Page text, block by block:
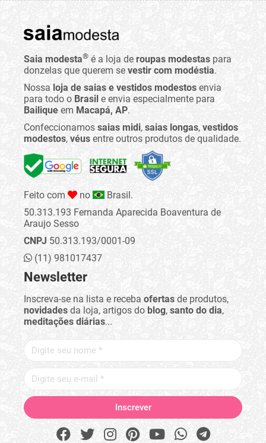
Saia modesta® é a loja de roupas modestas para
donzelas que querem se vestir com modéstia.
Nossa loja de saias e vestidos modestos envia
para todo o Brasil e envia especialmente para
Bailique em Macapá, AP.
Confeccionamos saias midi, saias longas, vestidos
modestos, véus entre outros produtos de qualidade.
Feito com no
Brasil.
50.313.193 Fernanda Aparecida Boaventura de
Araujo Sesso
CNPJ 50.313.193/0001-09
(11) 981017437
Newsletter
Inscreva-se na lista e receba ofertas de produtos,
novidades da loja, artigos do blog, santo do dia,
meditações diárias...